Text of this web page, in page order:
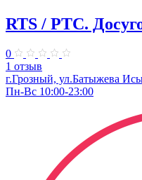
RTS / РТС.
0
1 отзыв
г.Грозный, ул.Батыжева
Пн-Вс 10:00-23:00